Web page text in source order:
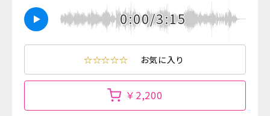
0:00/3:15
☆☆☆☆☆ お気に入り
￥2,200